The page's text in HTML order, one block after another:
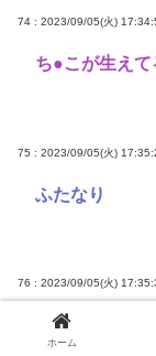
74 : 2023/09/05(火)
ち●こが生えて
75 : 2023/09/05(火)
ふたなり
76 : 2023/09/05(火)
真面目に今の
ホーム